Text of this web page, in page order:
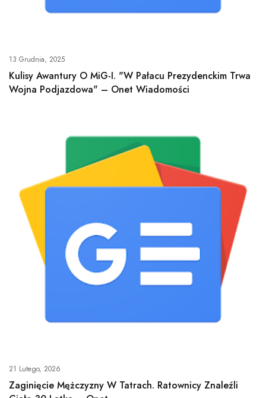
13 Grudnia, 2025
Kulisy Awantury O MiG-I. "W Pałacu Prezydenckim Trwa
Wojna Podjazdowa" – Onet Wiadomości
21 Lutego, 2026
Zaginięcie Mężczyzny W Tatrach. Ratownicy Znaleźli